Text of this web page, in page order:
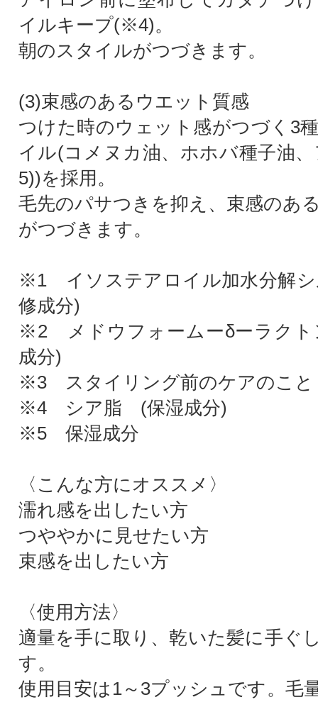
イルキープ(※4)。
朝のスタイルがつづきます。
(3)束感のあるウエット質感
つけた時のウェット感がつづく3
イル(コメヌカ油、ホホバ種子油
5))を採用。
毛先のパサつきを抑え、束感のあ
がつづきます。
※1 イソステアロイル加水分解
修成分)
※2 メドウフォームーδーラク
成分)
※3 スタイリング前のケアのこと
※4 シア脂 (保湿成分)
※5 保湿成分
〈こんな方にオススメ〉
濡れ感を出したい方
つややかに見せたい方
束感を出したい方
〈使用方法〉
適量を手に取り、乾いた髪に手ぐ
す。
使用目安は1～3プッシュです。毛